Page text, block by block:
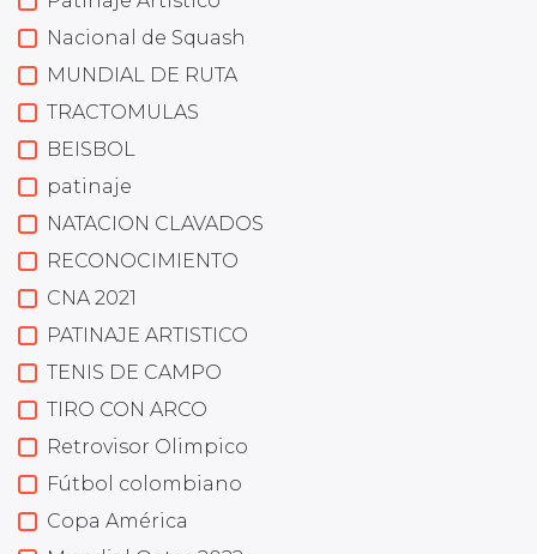
Nacional de Squash
MUNDIAL DE RUTA
TRACTOMULAS
BEISBOL
patinaje
NATACION CLAVADOS
RECONOCIMIENTO
CNA 2021
PATINAJE ARTISTICO
TENIS DE CAMPO
TIRO CON ARCO
Retrovisor Olimpico
Fútbol colombiano
Copa América